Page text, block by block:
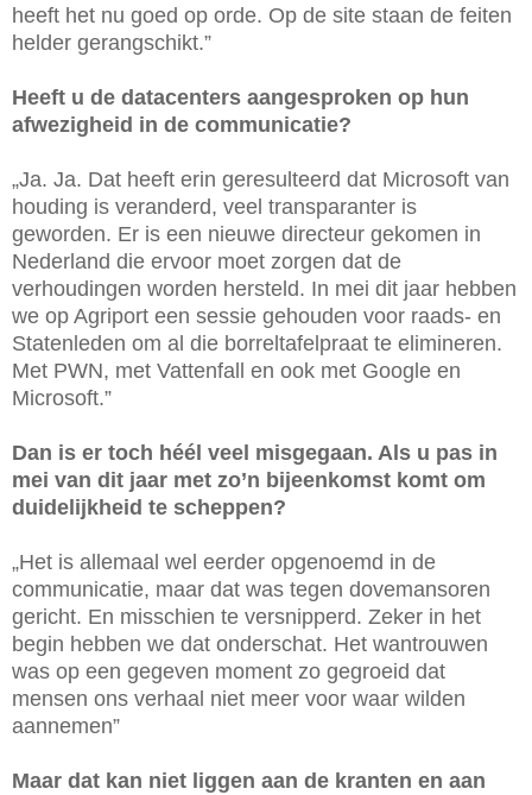
heeft het nu goed op orde. Op de site staan de feiten
helder gerangschikt.”
Heeft u de datacenters aangesproken op hun
afwezigheid in de communicatie?
„Ja. Ja. Dat heeft erin geresulteerd dat Microsoft van
houding is veranderd, veel transparanter is
geworden. Er is een nieuwe directeur gekomen in
Nederland die ervoor moet zorgen dat de
verhoudingen worden hersteld. In mei dit jaar hebben
we op Agriport een sessie gehouden voor raads- en
Statenleden om al die borreltafelpraat te elimineren.
Met PWN, met Vattenfall en ook met Google en
Microsoft.”
Dan is er toch héél veel misgegaan. Als u pas in
mei van dit jaar met zo’n bijeenkomst komt om
duidelijkheid te scheppen?
„Het is allemaal wel eerder opgenoemd in de
communicatie, maar dat was tegen dovemansoren
gericht. En misschien te versnipperd. Zeker in het
begin hebben we dat onderschat. Het wantrouwen
was op een gegeven moment zo gegroeid dat
mensen ons verhaal niet meer voor waar wilden
aannemen”
Maar dat kan niet liggen aan de kranten en aan